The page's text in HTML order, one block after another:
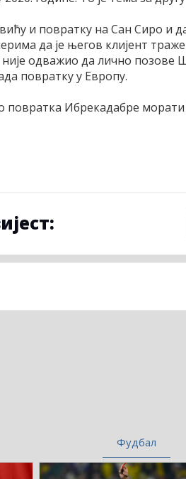
и повратку на Сан Сиро и
да је његов клијент
није одважио да лично
повратку у Европу.
повратка Ибрекадабре
Фудбал